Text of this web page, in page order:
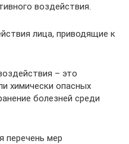
воздействия.
лица, приводящие к
– это
химически опасных
болезней среди
перечень мер